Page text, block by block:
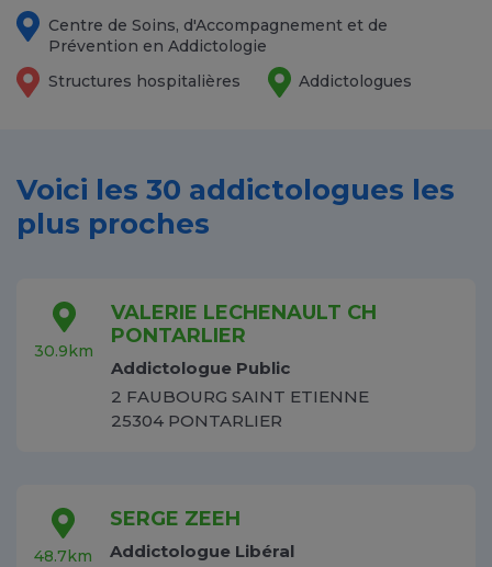
Centre de Soins, d'Accompagnement et de
Prévention en Addictologie
Structures hospitalières
Addictologues
Voici les 30 addictologues les
plus proches
30.9km
VALERIE LECHENAULT CH
PONTARLIER
Addictologue Public
2 FAUBOURG SAINT ETIENNE
25304 PONTARLIER
48.7km
SERGE ZEEH
Addictologue Libéral